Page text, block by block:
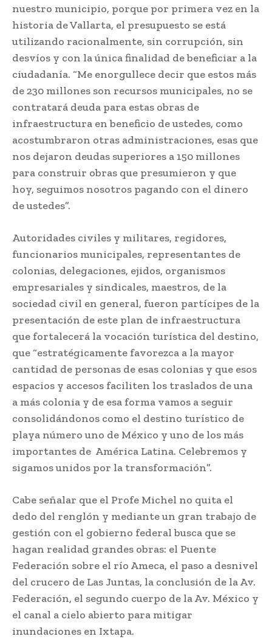
nuestro municipio, porque por primera vez en la
historia de Vallarta, el presupuesto se está
utilizando racionalmente, sin corrupción, sin
desvíos y con la única finalidad de beneficiar a la
ciudadanía. “Me enorgullece decir que estos más
de 230 millones son recursos municipales, no se
contratará deuda para estas obras de
infraestructura en beneficio de ustedes, como
acostumbraron otras administraciones, esas que
nos dejaron deudas superiores a 150 millones
para construir obras que presumieron y que
hoy, seguimos nosotros pagando con el dinero
de ustedes”.
Autoridades civiles y militares, regidores,
funcionarios municipales, representantes de
colonias, delegaciones, ejidos, organismos
empresariales y sindicales, maestros, de la
sociedad civil en general, fueron partícipes de la
presentación de este plan de infraestructura
que fortalecerá la vocación turística del destino,
que “estratégicamente favorezca a la mayor
cantidad de personas de esas colonias y que esos
espacios y accesos faciliten los traslados de una
a más colonia y de esa forma vamos a seguir
consolidándonos como el destino turístico de
playa número uno de México y uno de los más
importantes de América Latina. Celebremos y
sigamos unidos por la transformación”.
Cabe señalar que el Profe Michel no quita el
dedo del renglón y mediante un gran trabajo de
gestión con el gobierno federal busca que se
hagan realidad grandes obras: el Puente
Federación sobre el río Ameca, el paso a desnivel
del crucero de Las Juntas, la conclusión de la Av.
Federación, el segundo cuerpo de la Av. México y
el canal a cielo abierto para mitigar
inundaciones en Ixtapa.